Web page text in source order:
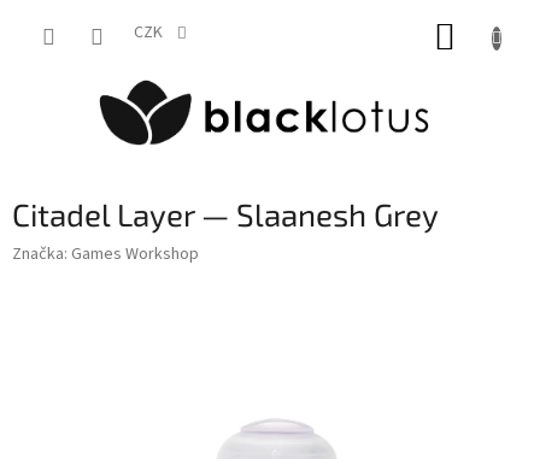
CZK
Citadel Layer — Slaanesh Grey
Značka: Games Workshop